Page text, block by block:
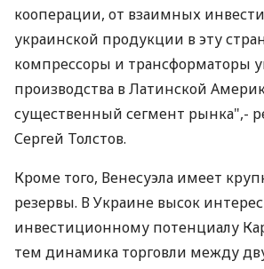
кооперации, от взаимных
украинской продукции в эту
компрессоры и трансформаторы
производства в Латинской
существенный сегмент рынка",-
Сергей Толстов.
Кроме того, Венесуэла имеет
резервы. В Украине высок
инвестиционному потенциалу
тем динамика торговли между